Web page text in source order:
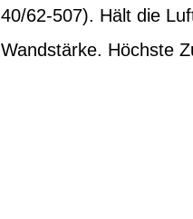
40/62-507). Hält die
Wandstärke. Höchste